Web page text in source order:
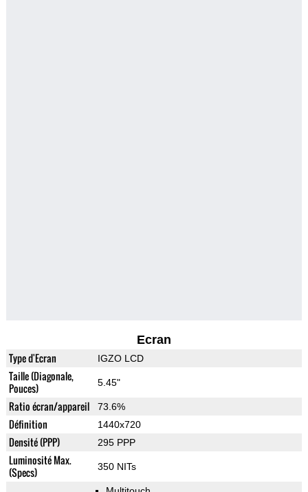
Ecran
Type d'Ecran IGZO LCD
Taille (Diagonale,
Pouces)
5.45"
Ratio écran/appareil 73.6%
Définition 1440x720
Densité (PPP) 295 PPP
Luminosité Max.
(Specs)
350 NITs